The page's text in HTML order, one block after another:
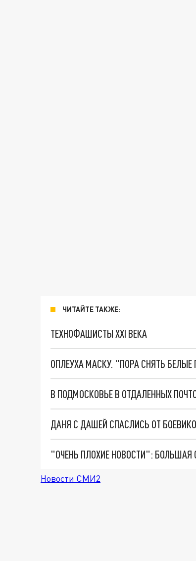
ЧИТАЙТЕ ТАКЖЕ:
ТЕХНОФАШИСТЫ XXI ВЕКА
ОПЛЕУХА МАСКУ. "ПОРА СНЯТЬ БЕЛЫЕ
В ПОДМОСКОВЬЕ В ОТДАЛЕННЫХ
ДАНЯ С ДАШЕЙ СПАСЛИСЬ ОТ
Новости СМИ2